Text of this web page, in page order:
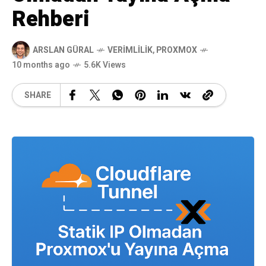
Rehberi
ARSLAN GÜRAL VERIMLILIK,PROXMOX
10 months ago
5.6K Views
SHARE